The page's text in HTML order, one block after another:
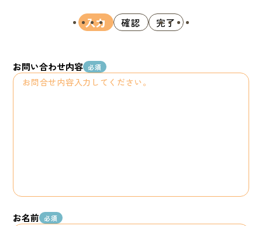
入力 確認 完了
お問い合わせ内容 必須
お名前 必須